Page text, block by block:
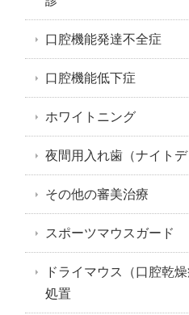
口腔機能発達不全症
口腔機能低下症
ホワイトニング
夜間用入れ歯（ナイトデ
その他の審美治療
スポーツマウスガード
ドライマウス（口腔乾
処置